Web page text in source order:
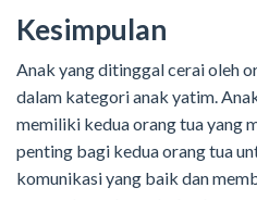
Kesimpulan
Anak yang ditinggal cerai oleh
dalam kategori anak yatim.
memiliki kedua orang tua yang
penting bagi kedua orang tua
komunikasi yang baik dan